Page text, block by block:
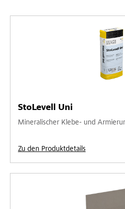
StoLevell Uni
Mineralischer Klebe- und
Zu den Produktdetails